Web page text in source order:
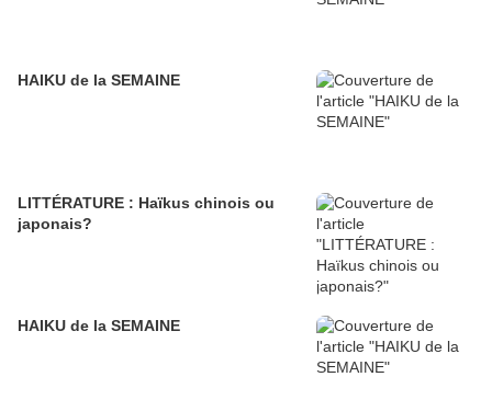
HAIKU de la SEMAINE
LITTÉRATURE : Haïkus chinois ou
japonais?
HAIKU de la SEMAINE